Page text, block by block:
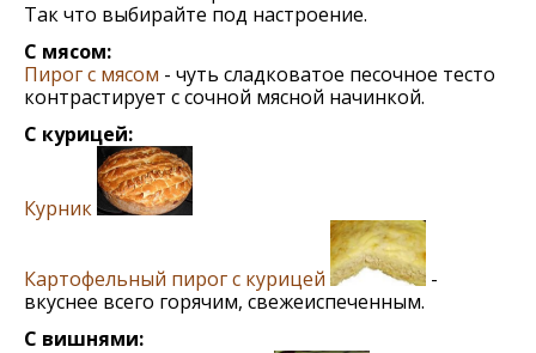
Так что выбирайте под настроение.
С мясом:
Пирог с мясом - чуть сладковатое песочное тесто
контрастирует с сочной мясной начинкой.
С курицей:
Курник
Картофельный пирог с курицей
-
вкуснее всего горячим, свежеиспеченным.
С вишнями: